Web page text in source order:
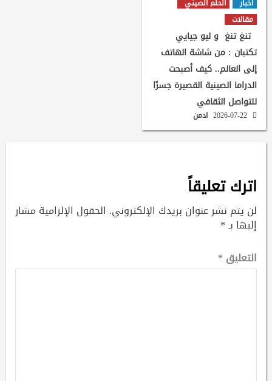
اخبار
الحلم الصيني
مقالات
تنغ تنغ و ليو جيايي
تكتبان : من شاشة الهاتف
إلى العالم.. كيف أصبحت
الدراما الصينية القصيرة جسرًا
للتواصل الثقافي
ادمن
اترك تعليقاً
لن يتم نشر عنوان بريدك الإلكتروني. الحقول الإلزامية مشار
إليها بـ*
التعليق *